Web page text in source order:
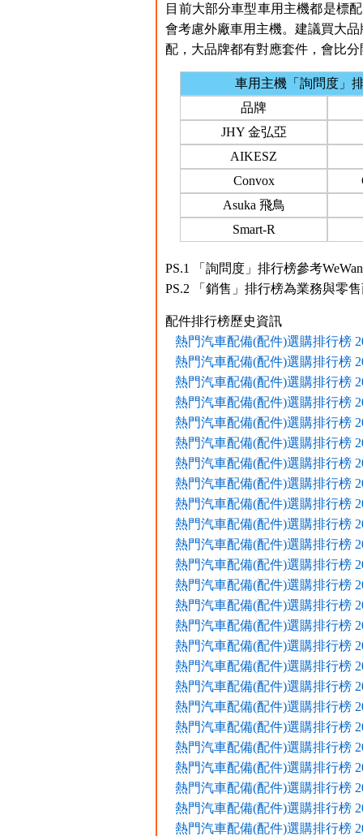
目前大部分車型車用主機都是標
會考慮外廠車用主機。建議買大
配，大品牌都有對應套件，會比
車用主機「詢問度」
品牌
JHY 金弘亞
AIKESZ
Convox
Asuka 飛鳥
Smart-R
PS.1 「詢問度」排行榜參考
PS.2 「銷售」排行榜為業務與零
配件排行榜歷史資訊
熱門汽車配備(配件)選購排行榜
熱門汽車配備(配件)選購排行榜
熱門汽車配備(配件)選購排行榜
熱門汽車配備(配件)選購排行榜
熱門汽車配備(配件)選購排行榜
熱門汽車配備(配件)選購排行榜
熱門汽車配備(配件)選購排行榜
熱門汽車配備(配件)選購排行榜
熱門汽車配備(配件)選購排行榜
熱門汽車配備(配件)選購排行榜
熱門汽車配備(配件)選購排行榜
熱門汽車配備(配件)選購排行榜
熱門汽車配備(配件)選購排行榜
熱門汽車配備(配件)選購排行榜
熱門汽車配備(配件)選購排行榜
熱門汽車配備(配件)選購排行榜
熱門汽車配備(配件)選購排行榜
熱門汽車配備(配件)選購排行榜
熱門汽車配備(配件)選購排行榜
熱門汽車配備(配件)選購排行榜
熱門汽車配備(配件)選購排行榜
熱門汽車配備(配件)選購排行榜
熱門汽車配備(配件)選購排行榜
熱門汽車配備(配件)選購排行榜
熱門汽車配備(配件)選購排行榜